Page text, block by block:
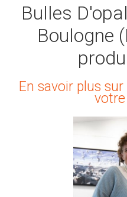
Bulles
Boulogne
En savoir plus